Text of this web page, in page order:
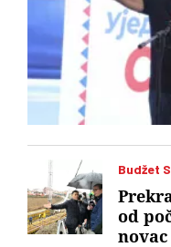
Budžet
od
novac